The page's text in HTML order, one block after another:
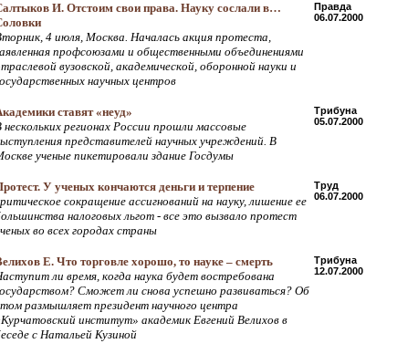
И. Отстоим свои права. Науку сослали в…
4 июля, Москва. Началась акция протеста,
профсоюзами и общественными объединениями
вузовской, академической, оборонной науки и
научных центров
Правда
06.07.2000
ставят «неуд»
нескольких регионах России прошли массовые
представителей научных учреждений. В
ученые пикетировали здание Госдумы
Трибуна
05.07.2000
У ученых кончаются деньги и терпение
сокращение ассигнований на науку, лишение ее
налоговых льгот - все это вызвало протест
во всех городах страны
Труд
06.07.2000
Е. Что торговле хорошо, то науке – смерть
ли время, когда наука будет востребована
Сможет ли снова успешно развиваться? Об
размышляет президент научного центра
институт» академик Евгений Велихов в
с Натальей Кузиной
Трибуна
12.07.2000